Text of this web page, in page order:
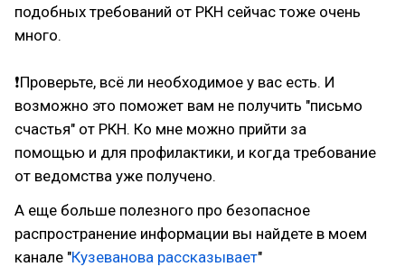
подобных требований от РКН сейчас тоже очень
много.
❗Проверьте, всё ли необходимое у вас есть. И
возможно это поможет вам не получить "письмо
счастья" от РКН. Ко мне можно прийти за
помощью и для профилактики, и когда требование
от ведомства уже получено.
А еще больше полезного про безопасное
распространение информации вы найдете в моем
канале "Кузеванова рассказывает"